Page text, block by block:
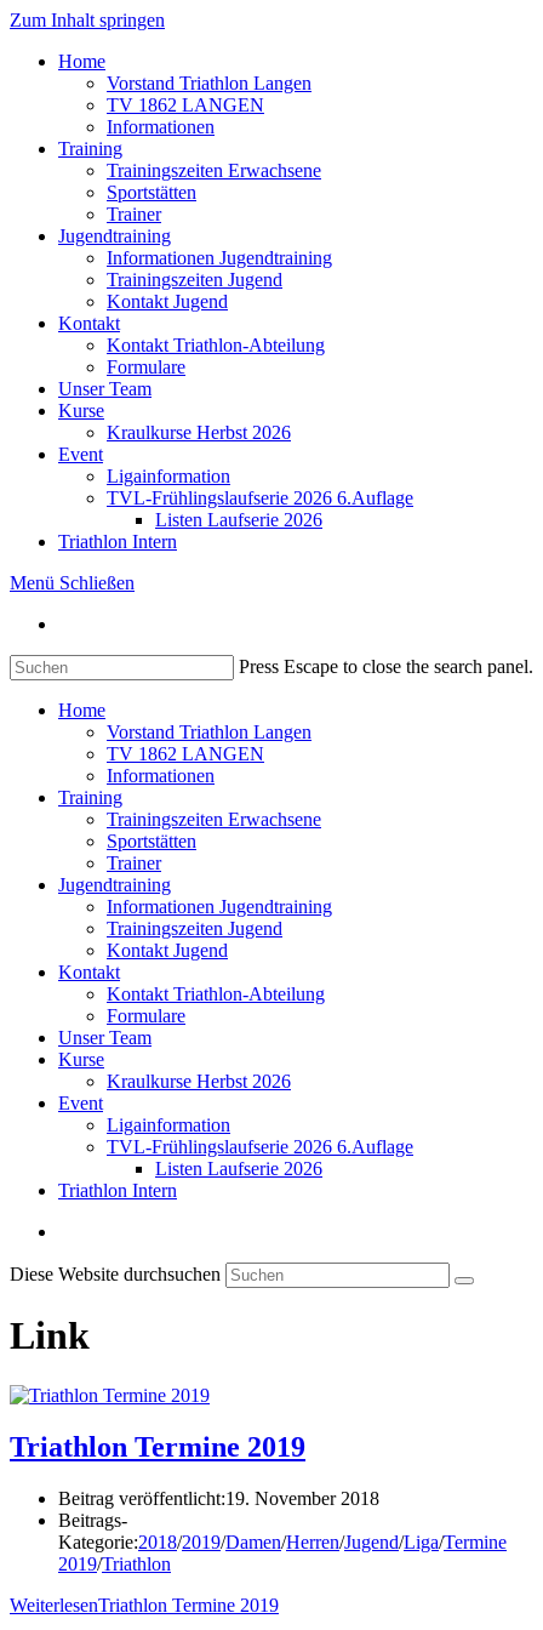
Zum Inhalt springen
Home
Vorstand Triathlon Langen
TV 1862 LANGEN
Informationen
Training
Trainingszeiten Erwachsene
Sportstätten
Trainer
Jugendtraining
Informationen Jugendtraining
Trainingszeiten Jugend
Kontakt Jugend
Kontakt
Kontakt Triathlon-Abteilung
Formulare
Unser Team
Kurse
Kraulkurse Herbst 2026
Event
Ligainformation
TVL-Frühlingslaufserie 2026 6.Auflage
Listen Laufserie 2026
Triathlon Intern
Menü Schließen
Press Escape to close the search panel.
Home
Vorstand Triathlon Langen
TV 1862 LANGEN
Informationen
Training
Trainingszeiten Erwachsene
Sportstätten
Trainer
Jugendtraining
Informationen Jugendtraining
Trainingszeiten Jugend
Kontakt Jugend
Kontakt
Kontakt Triathlon-Abteilung
Formulare
Unser Team
Kurse
Kraulkurse Herbst 2026
Event
Ligainformation
TVL-Frühlingslaufserie 2026 6.Auflage
Listen Laufserie 2026
Triathlon Intern
Diese Website durchsuchen
Link
Triathlon Termine 2019
Beitrag veröffentlicht:19. November 2018
Beitrags-
Kategorie:2018/2019/Damen/Herren/Jugend/Liga/Termine
2019/Triathlon
WeiterlesenTriathlon Termine 2019